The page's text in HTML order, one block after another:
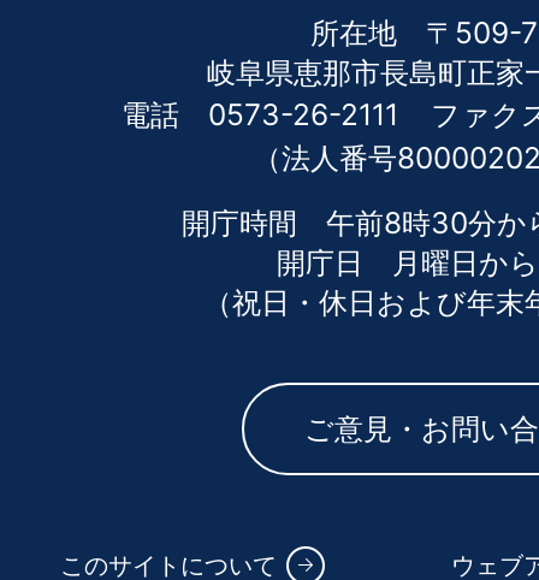
所在地 〒509-
岐阜県恵那市長島町正家
電話 0573-26-2111
ファ
（法人番号
開庁時間 午前8時30分か
開庁日 月曜日か
（祝日・休日および年
ご意見・お問い
このサイトについて ウェブ